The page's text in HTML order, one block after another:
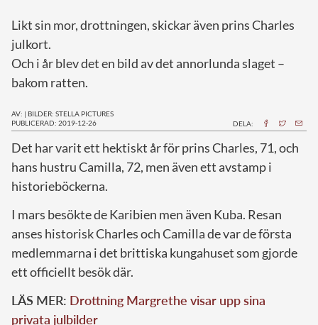
Likt sin mor, drottningen, skickar även prins Charles
julkort.
Och i år blev det en bild av det annorlunda slaget –
bakom ratten.
AV: | BILDER: STELLA PICTURES
PUBLICERAD: 2019-12-26
DELA:
Det har varit ett hektiskt år för prins Charles, 71, och
hans hustru Camilla, 72, men även ett avstamp i
historieböckerna.
I mars besökte de Karibien men även Kuba. Resan
anses historisk Charles och Camilla de var de första
medlemmarna i det brittiska kungahuset som gjorde
ett officiellt besök där.
LÄS MER: Drottning Margrethe visar upp sina
privata julbilder